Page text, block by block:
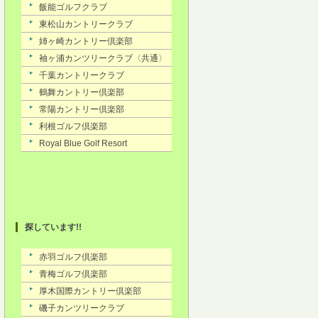
探しています!!